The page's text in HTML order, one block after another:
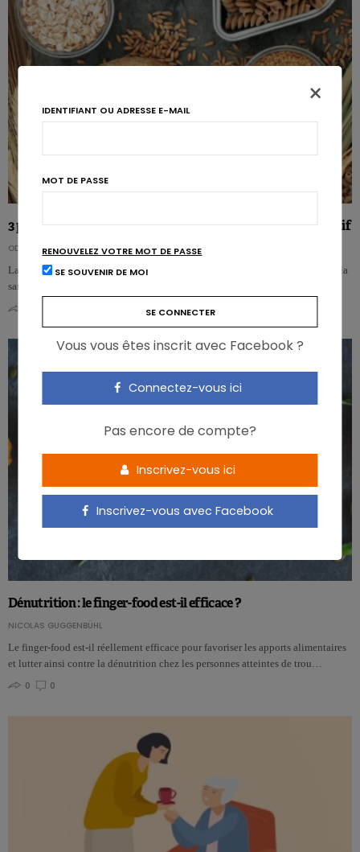
3 portions de céréales complètes pour freiner le déclin cognitif
ODILE BERNARD
La consommation de céréales complètes n’est pas seulement bénéfique pour la
santé en général : elle l’est aussi pour la fonction cognitive. Tell…
Dénutrition : le finger-food est-il efficace ?
NICOLAS GUGGENBÜHL
Le finger-food est-il réellement efficace pour favoriser les apports alimentaires
et lutter ainsi contre la dénutrition chez les personnes atteintes de trou…
0
0
×
IDENTIFIANT OU ADRESSE E-MAIL
MOT DE PASSE
RENOUVELEZ VOTRE MOT DE PASSE
SE SOUVENIR DE MOI
Vous vous êtes inscrit avec Facebook ?
Connectez-vous ici
Pas encore de compte?
Inscrivez-vous ici
Inscrivez-vous avec Facebook